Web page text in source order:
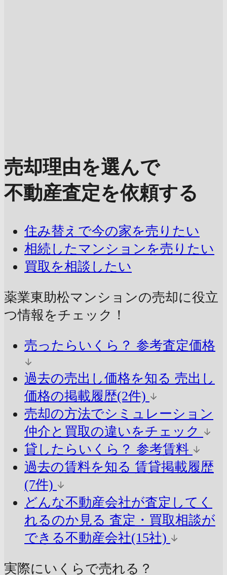
売却理由を選んで
不動産査定を依頼する
住み替えで今の家を売りたい
相続したマンションを売りたい
買取を相談したい
薬業東助松マンションの売却に役立
つ情報をチェック！
売ったらいくら？ 参考査定価格
過去の売出し価格を知る 売出し
価格の掲載履歴(2件)
売却の方法でシミュレーション
仲介と買取の違いをチェック
貸したらいくら？ 参考賃料
過去の賃料を知る 賃貸掲載履歴
(7件)
どんな不動産会社が査定してく
れるのか見る 査定・買取相談が
できる不動産会社(15社)
実際にいくらで売れる？